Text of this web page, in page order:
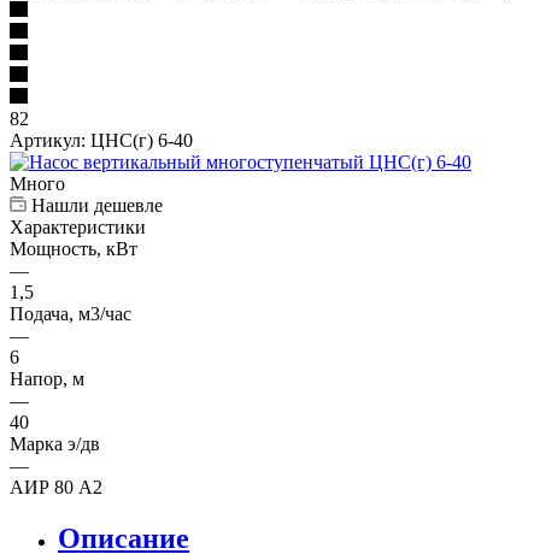
82
Артикул: ЦНС(г) 6-40
Много
Нашли дешевле
Характеристики
Мощность, кВт
—
1,5
Подача, м3/час
—
6
Напор, м
—
40
Марка э/дв
—
АИР 80 А2
Описание